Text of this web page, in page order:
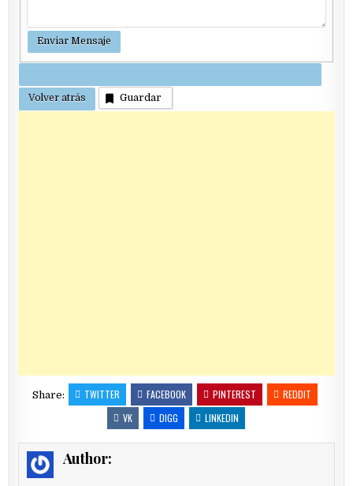
Guardar
Share: TWITTER FACEBOOK PINTEREST
REDDIT
VK
DIGG LINKEDIN
Author: